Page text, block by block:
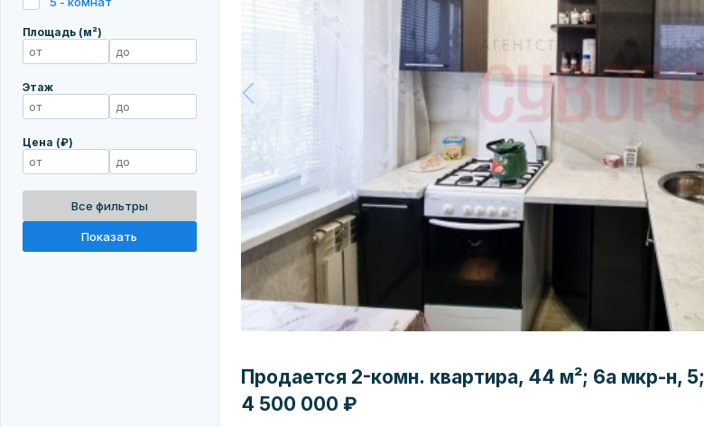
Площадь (м²)
Этаж
Цена (₽)
Все фильтры
Показать
Продается 2-комн. квартира, 44 м²; 6а мкр-н, 5;
4 500 000 ₽